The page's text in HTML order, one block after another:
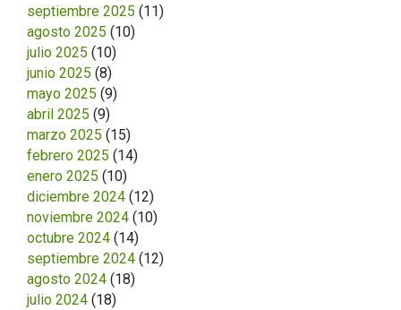
septiembre 2025 (11)
agosto 2025 (10)
julio 2025 (10)
junio 2025 (8)
mayo 2025 (9)
abril 2025 (9)
marzo 2025 (15)
febrero 2025 (14)
enero 2025 (10)
diciembre 2024 (12)
noviembre 2024 (10)
octubre 2024 (14)
septiembre 2024 (12)
agosto 2024 (18)
julio 2024 (18)